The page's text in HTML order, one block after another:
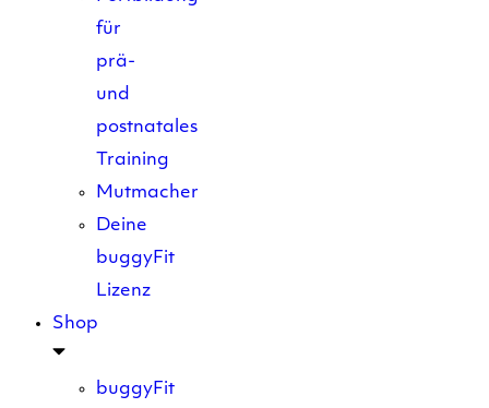
für
prä-
und
postnatales
Training
Mutmacher
Deine
buggyFit
Lizenz
Shop
buggyFit